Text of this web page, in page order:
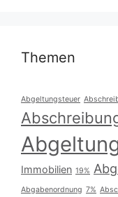
Themen
Abgeltungsteuer
Immobilien 19%
Abgabenordnung 7%